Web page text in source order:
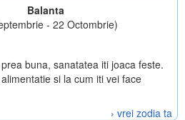
Balanta
- 22 Octombrie)
buna, sanatatea iti joaca feste.
si la cum iti vei face
› vrei zodia ta